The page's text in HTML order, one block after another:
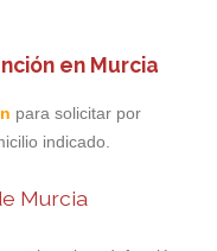
en Murcia
para solicitar por
indicado.
Murcia